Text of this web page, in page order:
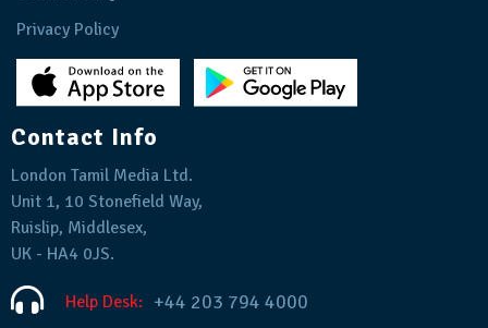
Privacy Policy
Contact Info
London Tamil Media Ltd.
Unit 1, 10 Stonefield Way,
Ruislip, Middlesex,
UK - HA4 0JS.
Help Desk: +44 203 794 4000